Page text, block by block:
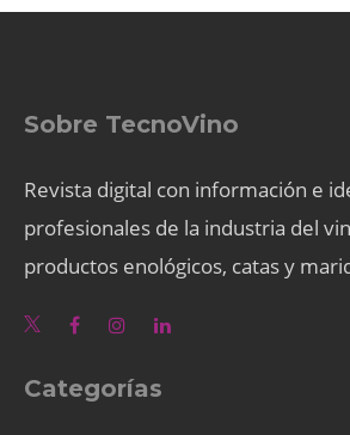
Sobre TecnoVino
Revista digital con información e
profesionales de la industria del
productos enológicos, catas y
Categorías